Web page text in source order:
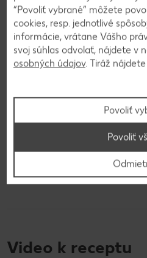
4
Krém si dáme do
upečené rožteky.
nich čokoládová poleva
kokosového oleja.
zatuhnúť. Skladujeme ich
sú na druhý deň, keď sa
Video k receptu
“Povoliť vybrané” môžete
cookies, resp. jednotlivé
informácie, vrátane Vášho
svoj súhlas odvolať, nájdete v
osobných údajov. Tiráž nájdete
Povoliť
Povoliť